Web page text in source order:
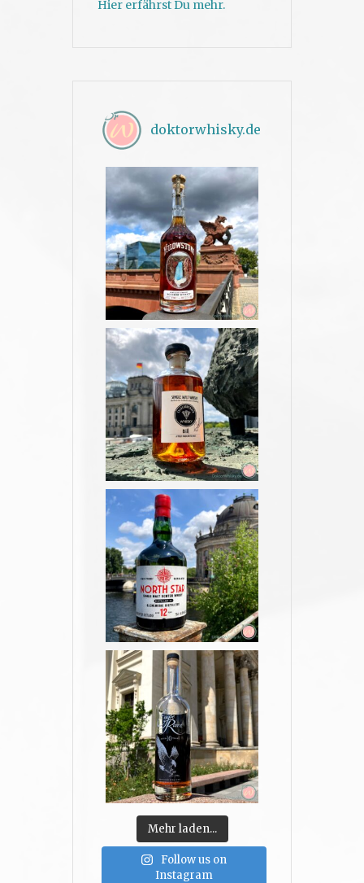
Hier erfährst Du mehr.
doktorwhisky.de
Mehr laden...
Follow us on
Instagram